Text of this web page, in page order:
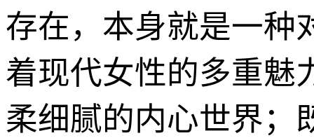
存在，本身就是一种
着现代女性的多重魅
柔细腻的内心世界；